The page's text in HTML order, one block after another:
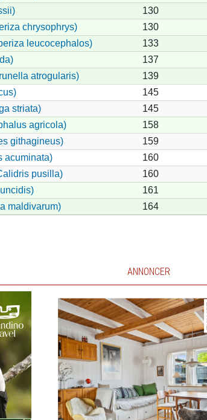
130
chrysophrys) 130
leucocephalos) 133
137
atrogularis) 139
145
striata)
145
agricola) 158
githagineus)
159
acuminata)
160
pusilla)
160
161
maldivarum) 164
ANNONCER